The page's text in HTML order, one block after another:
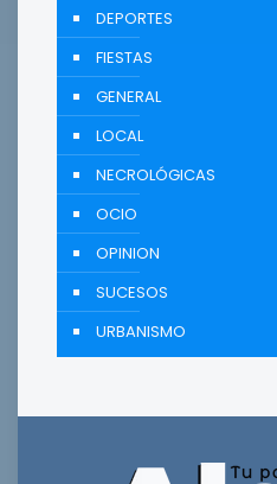
DEPORTES
FIESTAS
GENERAL
LOCAL
NECROLÓGICAS
OCIO
OPINION
SUCESOS
URBANISMO